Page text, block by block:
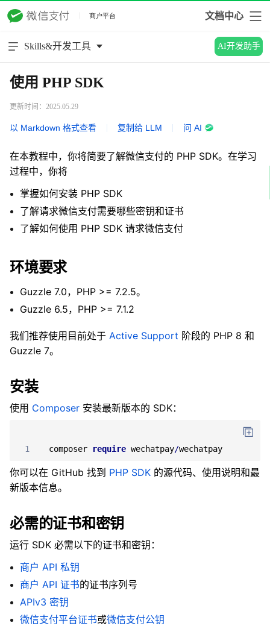
文档中心
Skills&开发工具 AI开发助手
使用 PHP SDK
更新时间：2025.05.29
以 Markdown 格式查看 复制给 LLM 问 AI
在本教程中，你将简要了解微信支付的 PHP SDK。在学习
过程中，你将
掌握如何安装 PHP SDK
了解请求微信支付需要哪些密钥和证书
了解如何使用 PHP SDK 请求微信支付
环境要求
Guzzle 7.0，PHP >= 7.2.5。
Guzzle 6.5，PHP >= 7.1.2
我们推荐使用目前处于 Active Support 阶段的 PHP 8 和
Guzzle 7。
安装
使用 Composer 安装最新版本的 SDK：
1 composer require wechatpay/wechatpay
你可以在 GitHub 找到 PHP SDK 的源代码、使用说明和最
新版本信息。
必需的证书和密钥
运行 SDK 必需以下的证书和密钥：
商户 API 私钥
商户 API 证书的证书序列号
APIv3 密钥
微信支付平台证书或微信支付公钥